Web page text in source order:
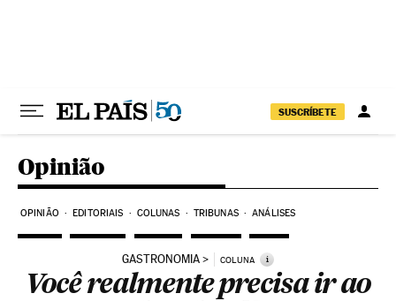
SUSCRÍBETE
Opinião
OPINIÃO EDITORIAIS COLUNAS TRIBUNAS ANÁLISES
GASTRONOMIA COLUNA i
Você realmente precisa ir ao